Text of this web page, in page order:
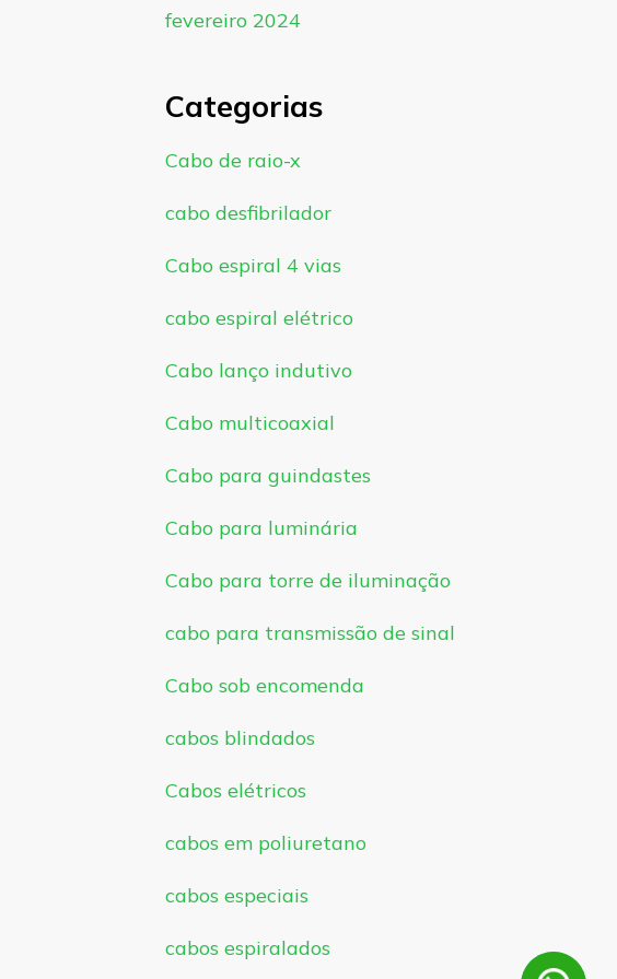
fevereiro 2024
Categorias
Cabo de raio-x
cabo desfibrilador
Cabo espiral 4 vias
cabo espiral elétrico
Cabo lanço indutivo
Cabo multicoaxial
Cabo para guindastes
Cabo para luminária
Cabo para torre de iluminação
cabo para transmissão de sinal
Cabo sob encomenda
cabos blindados
Cabos elétricos
cabos em poliuretano
cabos especiais
cabos espiralados